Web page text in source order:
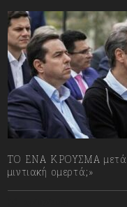
ΤΟ ΕΝΑ ΚΡΟΥΣΜΑ μετά
μιντιακή ομερτά;»